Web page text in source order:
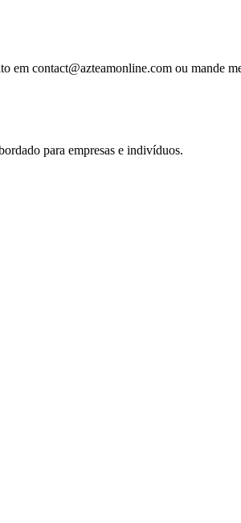
em contact@azteamonline.com ou mande
para empresas e indivíduos.